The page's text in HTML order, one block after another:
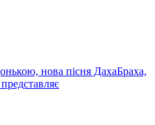
нова пісня ДахаБраха,